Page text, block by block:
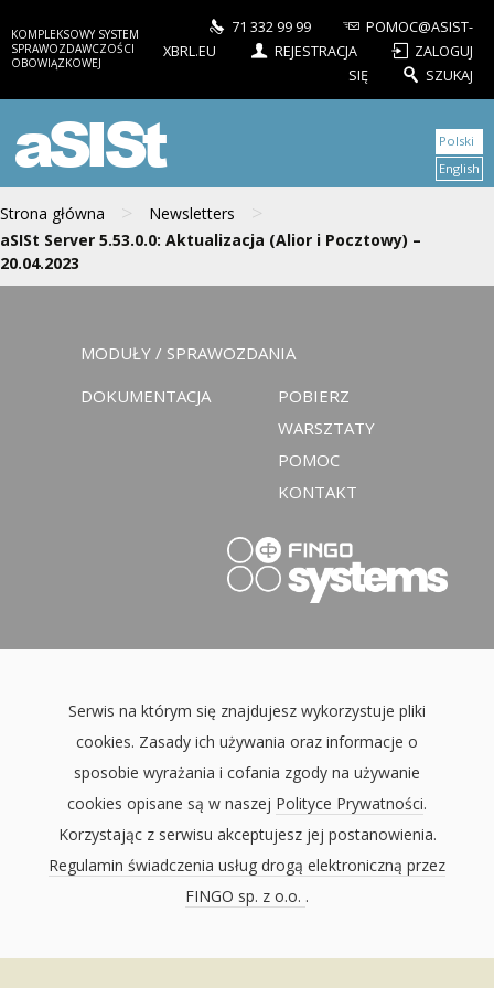
KOMPLEKSOWY SYSTEM
SPRAWOZDAWCZOŚCI
OBOWIĄZKOWEJ
71 332 99 99
POMOC@ASIST-
XBRL.EU
REJESTRACJA
ZALOGUJ
SIĘ
SZUKAJ
aSISt
Strona główna > Newsletters >
aSISt Server 5.53.0.0: Aktualizacja (Alior i Pocztowy) –
20.04.2023
Polski
English
MODUŁY / SPRAWOZDANIA
DOKUMENTACJA
POBIERZ
WARSZTATY
POMOC
KONTAKT
Serwis na którym się znajdujesz wykorzystuje pliki
cookies. Zasady ich używania oraz informacje o
sposobie wyrażania i cofania zgody na używanie
cookies opisane są w naszej Polityce Prywatności.
Korzystając z serwisu akceptujesz jej postanowienia.
Regulamin świadczenia usług drogą elektroniczną przez
FINGO sp. z o.o. .